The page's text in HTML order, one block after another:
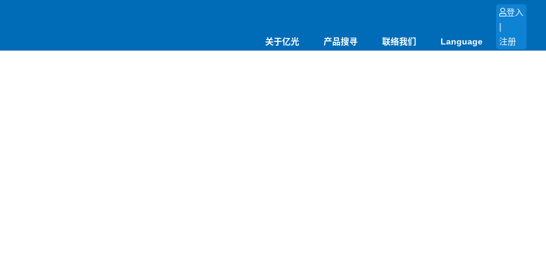
关于亿光 产品搜寻 联络我们 Language
登入
|
注册